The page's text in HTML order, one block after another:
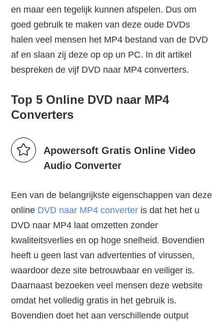
en maar een tegelijk kunnen afspelen. Dus om
goed gebruik te maken van deze oude DVDs
halen veel mensen het MP4 bestand van de DVD
af en slaan zij deze op op un PC. In dit artikel
bespreken de vijf DVD naar MP4 converters.
Top 5 Online DVD naar MP4
Converters
Apowersoft Gratis Online Video
Audio Converter
Een van de belangrijkste eigenschappen van deze
online DVD naar MP4 converter is dat het het u
DVD naar MP4 laat omzetten zonder
kwaliteitsverlies en op hoge snelheid. Bovendien
heeft u geen last van advertenties of virussen,
waardoor deze site betrouwbaar en veiliger is.
Daarnaast bezoeken veel mensen deze website
omdat het volledig gratis in het gebruik is.
Bovendien doet het aan verschillende output